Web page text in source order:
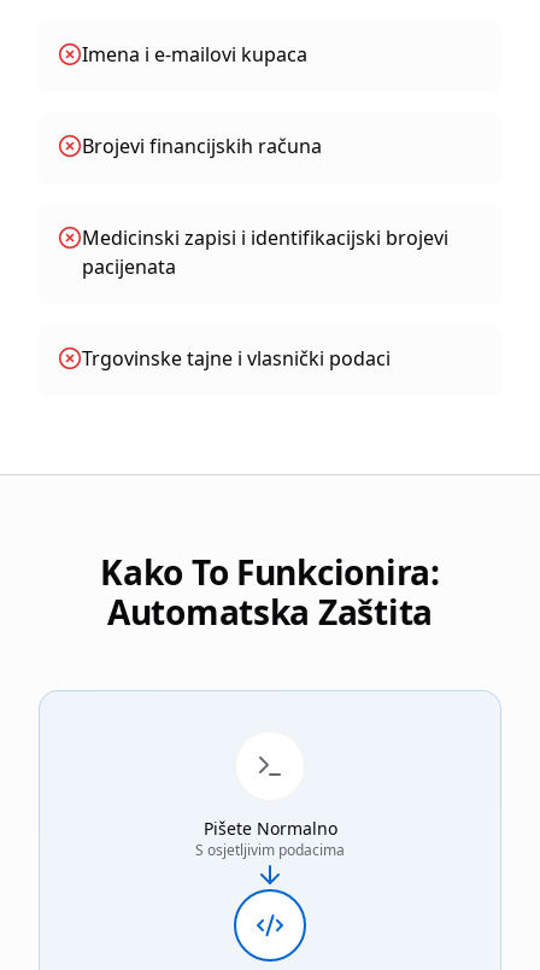
Imena i e-mailovi kupaca
Brojevi financijskih računa
Medicinski zapisi i identifikacijski brojevi
pacijenata
Trgovinske tajne i vlasnički podaci
Kako To Funkcionira:
Automatska Zaštita
Pišete Normalno
S osjetljivim podacima